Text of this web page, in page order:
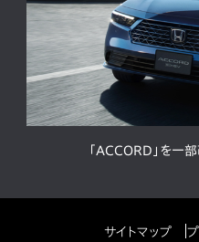
「ACCORD」を一
サイトマップ